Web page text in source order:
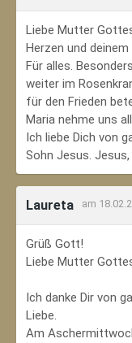
Liebe Mutter
Herzen und
Für alles.
weiter im
für den Frieden
Maria nehme uns
Ich liebe Dich von
Sohn Jesus.
Laureta am
Grüß Gott!
Liebe Mutter
Ich danke Dir von
Liebe.
Am